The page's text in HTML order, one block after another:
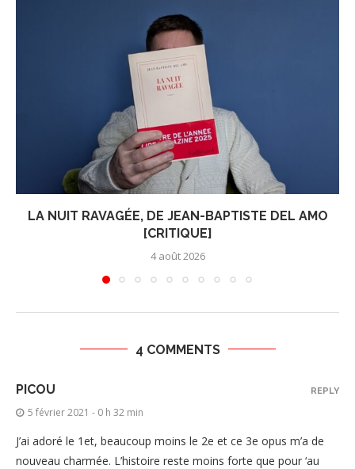
LA NUIT RAVAGÉE, DE JEAN-BAPTISTE DEL AMO
[CRITIQUE]
4 août 2026
4 COMMENTS
PICOU
5 février 2021 - 0 h 32 min
J’ai adoré le 1et, beaucoup moins le 2e et ce 3e opus m’a de
nouveau charmée. L’histoire reste moins forte que pour ‘au
REPLY